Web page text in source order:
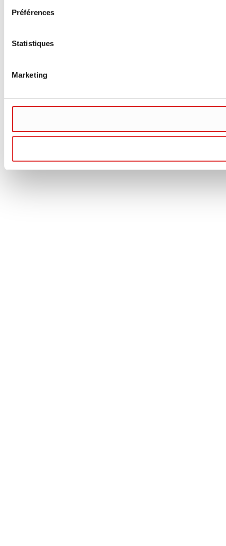
Préférences
Statistiques
Marketing